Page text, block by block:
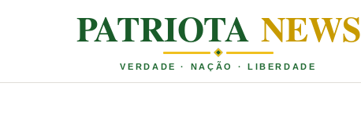
PATRIOTA NEWS
VERDADE · NAÇÃO · LIBERDADE